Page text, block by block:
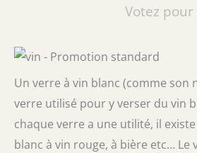
Votez
Un verre à vin blanc (comme son
verre utilisé pour y verser du vin
chaque verre a une utilité, il
blanc à vin rouge, à bière etc… Le